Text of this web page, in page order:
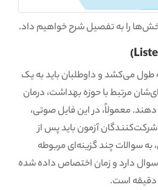
را به تفصیل شرح خواهیم داد.
حدود 50 دقیقه طول می‌کشد و داوطلبان باید به یک
مرتبط با حوزه بهداشت، درمان
معمولاً، در این فایل صوتی،
آزمون باید پس از
سوالات چند گزینه‌ای مربوطه
پاسخ دهند. این بخش 42 سوال دارد و زمان اختصاص داده شده